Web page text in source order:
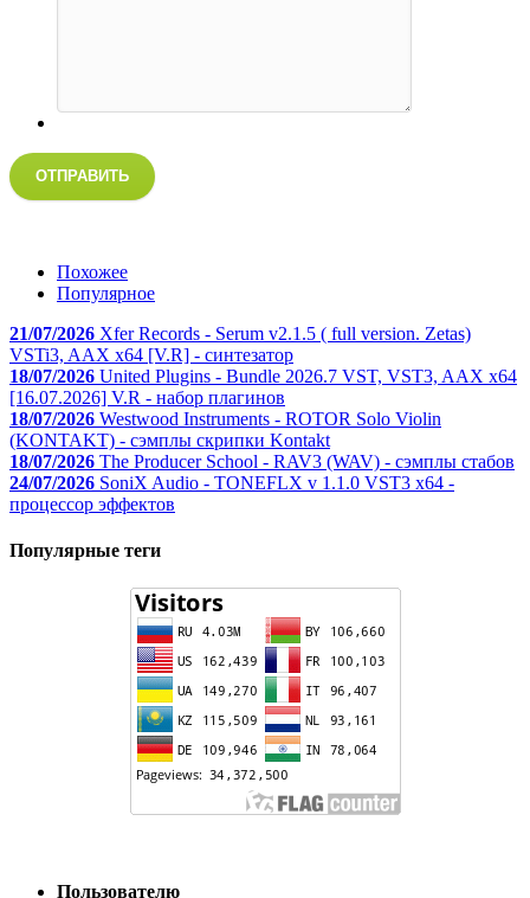
ОТПРАВИТЬ
Похожее
Популярное
21/07/2026 Xfer Records - Serum v2.1.5 ( full version. Zetas)
VSTi3, AAX x64 [V.R] - синтезатор
18/07/2026 United Plugins - Bundle 2026.7 VST, VST3, AAX x64
[16.07.2026] V.R - набор плагинов
18/07/2026 Westwood Instruments - ROTOR Solo Violin
(KONTAKT) - сэмплы скрипки Kontakt
18/07/2026 The Producer School - RAV3 (WAV) - сэмплы стабов
24/07/2026 SoniX Audio - TONEFLX v 1.1.0 VST3 x64 -
процессор эффектов
Популярные теги
Пользователю